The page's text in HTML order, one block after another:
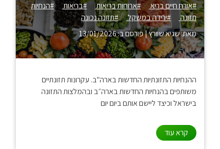
#אורח חיים בריא #ארוחות בריאות #בריאות
#הנחיות
תזונה
#ירידה במשקל
#תזונה נכונה
מאת: שגיא שוורץ|פורסם ב: 13/01/2026
ההנחיות התזונתיות החדשות בארה"ב. עקרונות תזונתיים
משותפים בהנחיות החדשות בארה״ב ובהמלצות התזונה
בישראל וכיצד ליישם אותם ביום יום
קרא עוד